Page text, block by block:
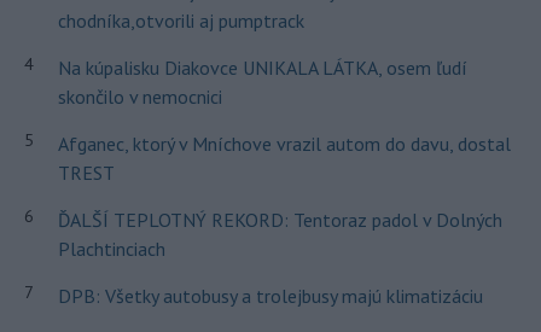
chodníka,otvorili aj pumptrack
4
Na kúpalisku Diakovce UNIKALA LÁTKA, osem ľudí
skončilo v nemocnici
5
Afganec, ktorý v Mníchove vrazil autom do davu, dostal
TREST
6
ĎALŠÍ TEPLOTNÝ REKORD: Tentoraz padol v Dolných
Plachtinciach
7 DPB: Všetky autobusy a trolejbusy majú klimatizáciu